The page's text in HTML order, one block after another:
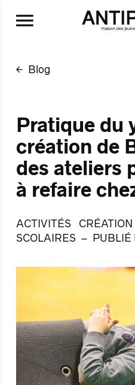
Aller au
Blog
Pratique du
création de
des ateliers
à refaire
ACTIVITÉS CRÉATION
SCOLAIRES
PUBLIÉ